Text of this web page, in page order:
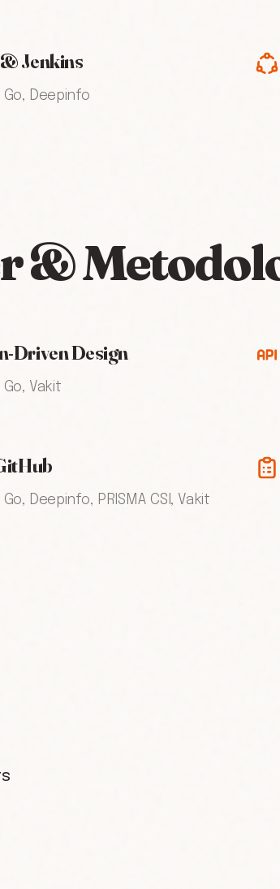
Jenkins
Go, Deepinfo
&
Driven Design
Go, Vakit
Go, Deepinfo, PRISMA CSI, Vakit